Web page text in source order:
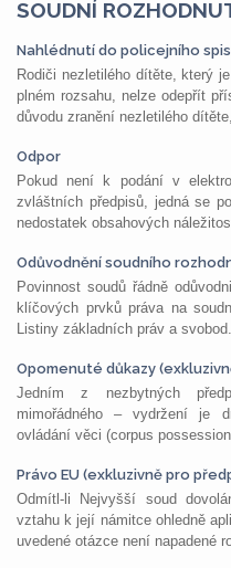
SOUDNÍ
Nahlédnutí do policejního
Rodiči nezletilého dítěte, který
plném rozsahu, nelze odepřít
důvodu zranění nezletilého
Odpor
Pokud není k podání v
zvláštních předpisů, jedná se
nedostatek obsahových
Odůvodnění soudního
Povinnost soudů řádně
klíčových prvků práva na
Listiny základních práv a
Opomenuté důkazy
Jedním z nezbytných
mimořádného – vydržení je
ovládání věci (corpus
Právo EU (exkluzivně pro
Odmítl-li Nejvyšší soud
vztahu k její námitce ohledně
uvedené otázce není napadené